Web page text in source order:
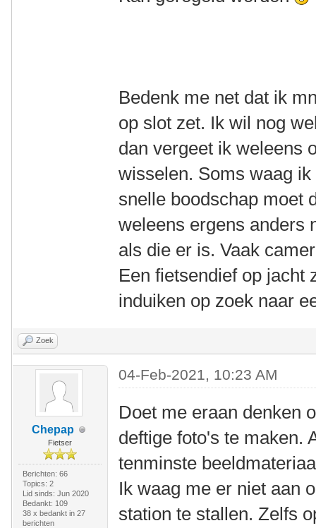
Bedenk me net dat ik
op slot zet. Ik wil nog
dan vergeet ik weleens
wisselen. Soms waag
snelle boodschap moet
weleens ergens anders
als die er is. Vaak
Een fietsendief op jacht
induiken op zoek naar
Zoek
Chepap
Fietser
Berichten: 66
Topics: 2
Lid sinds: Jun 2020
Bedankt: 109
38 x bedankt in 27
berichten
04-Feb-2021, 10:23 AM
Doet me eraan denken
deftige foto's te maken.
tenminste
Ik waag me er niet aan
station te stallen. Zelfs